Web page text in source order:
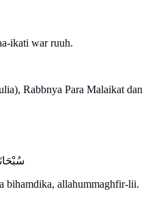
ikati war ruuh.
Rabbnya Para Malaikat dan
bihamdika, allahummaghfir-lii.